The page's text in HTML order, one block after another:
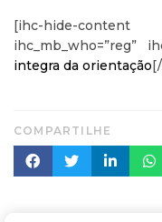
[ihc-hide-
ihc_mb_who=”reg”
integra da orientação
COMPARTILHE